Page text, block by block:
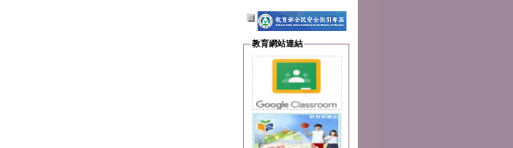
教育網站連結